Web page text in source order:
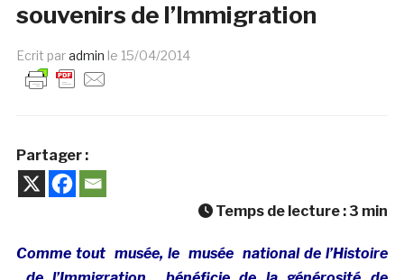
souvenirs de l’Immigration
Ecrit paradmin le 15/04/2014
Partager :
Temps de lecture : 3 min
Comme tout musée, le musée national de l’Histoire